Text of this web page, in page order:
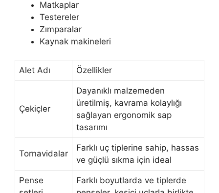
Matkaplar
Testereler
Zımparalar
Kaynak makineleri
Alet Adı Özellikler
Çekiçler
Dayanıklı malzemeden
üretilmiş, kavrama kolaylığı
sağlayan ergonomik sap
tasarımı
Tornavidalar
Farklı uç tiplerine sahip, hassas
ve güçlü sıkma için ideal
Pense
Farklı boyutlarda ve tiplerde